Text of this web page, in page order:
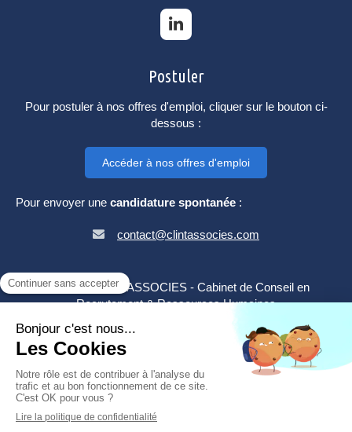
Postuler
Pour postuler à nos offres d'emploi, cliquer sur le bouton ci-
dessous :
Accéder à nos offres d'emploi
Pour envoyer une candidature spontanée :
contact@clintassocies.com
©2024 CLINT & ASSOCIES - Cabinet de Conseil en
Recrutement & Ressources Humaines
Mentions légales